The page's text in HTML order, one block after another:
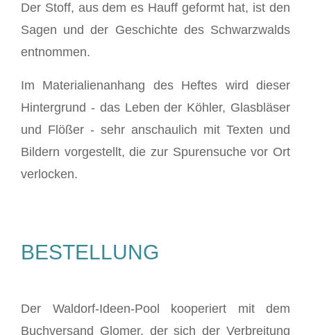
Der Stoff, aus dem es Hauff geformt hat, ist den
Sagen und der Geschichte des Schwarzwalds
entnommen.
Im Materialienanhang des Heftes wird dieser
Hintergrund - das Leben der Köhler, Glasbläser
und Flößer - sehr anschaulich mit Texten und
Bildern vorgestellt, die zur Spurensuche vor Ort
verlocken.
BESTELLUNG
Der Waldorf-Ideen-Pool kooperiert mit dem
Buchversand Glomer, der sich der Verbreitung